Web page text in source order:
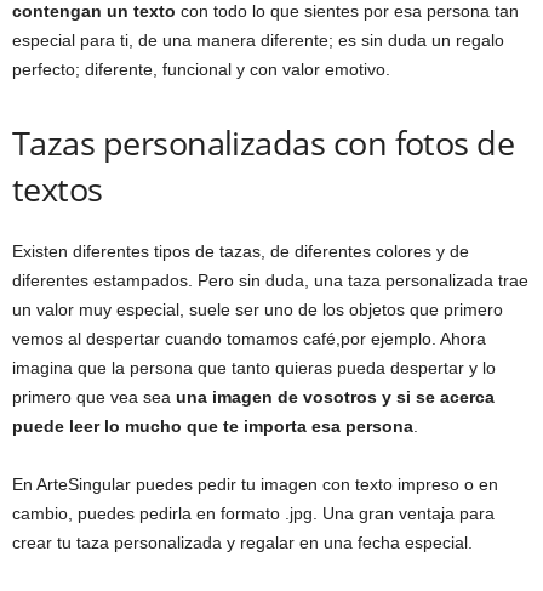
contengan un texto con todo lo que sientes por esa persona tan
especial para ti, de una manera diferente; es sin duda un regalo
perfecto; diferente, funcional y con valor emotivo.
Tazas personalizadas con fotos de
textos
Existen diferentes tipos de tazas, de diferentes colores y de
diferentes estampados. Pero sin duda, una taza personalizada trae
un valor muy especial, suele ser uno de los objetos que primero
vemos al despertar cuando tomamos café,por ejemplo. Ahora
imagina que la persona que tanto quieras pueda despertar y lo
primero que vea sea una imagen de vosotros y si se acerca
puede leer lo mucho que te importa esa persona.
En ArteSingular puedes pedir tu imagen con texto impreso o en
cambio, puedes pedirla en formato .jpg. Una gran ventaja para
crear tu taza personalizada y regalar en una fecha especial.